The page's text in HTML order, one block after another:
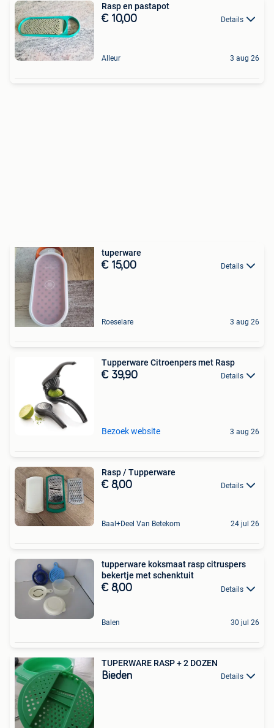
Rasp en pastapot
€ 10,00 Details
Alleur 3 aug 26
tuperware
€ 15,00 Details
Roeselare 3 aug 26
Tupperware Citroenpers met Rasp
€ 39,90 Details
Bezoek website 3 aug 26
Rasp / Tupperware
€ 8,00 Details
Baal+Deel Van Betekom 24 jul 26
tupperware koksmaat rasp citruspers
bekertje met schenktuit
€ 8,00 Details
Balen 30 jul 26
TUPERWARE RASP + 2 DOZEN
Bieden Details